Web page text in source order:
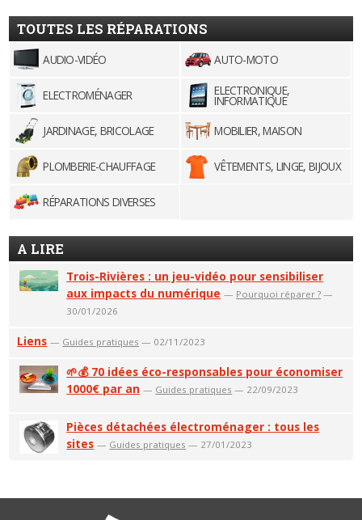
TOUTES LES RÉPARATIONS
AUDIO-VIDÉO AUTO-MOTO
ELECTROMÉNAGER ELECTRONIQUE,
INFORMATIQUE
JARDINAGE, BRICOLAGE
MOBILIER, MAISON
PLOMBERIE-CHAUFFAGE VÊTEMENTS, LINGE, BIJOUX
RÉPARATIONS DIVERSES
A LIRE
Trois-Rivières : un jeu-vidéo pour sensibiliser
aux impacts du numérique — Pourquoi réparer ? —
30/01/2026
Liens — Guides pratiques — 02/11/2023
🌱💰 70 idées éco-responsables pour économiser
1000€ par an — Guides pratiques — 22/09/2023
Pièces détachées électroménager : tous les
sites — Guides pratiques — 27/01/2023